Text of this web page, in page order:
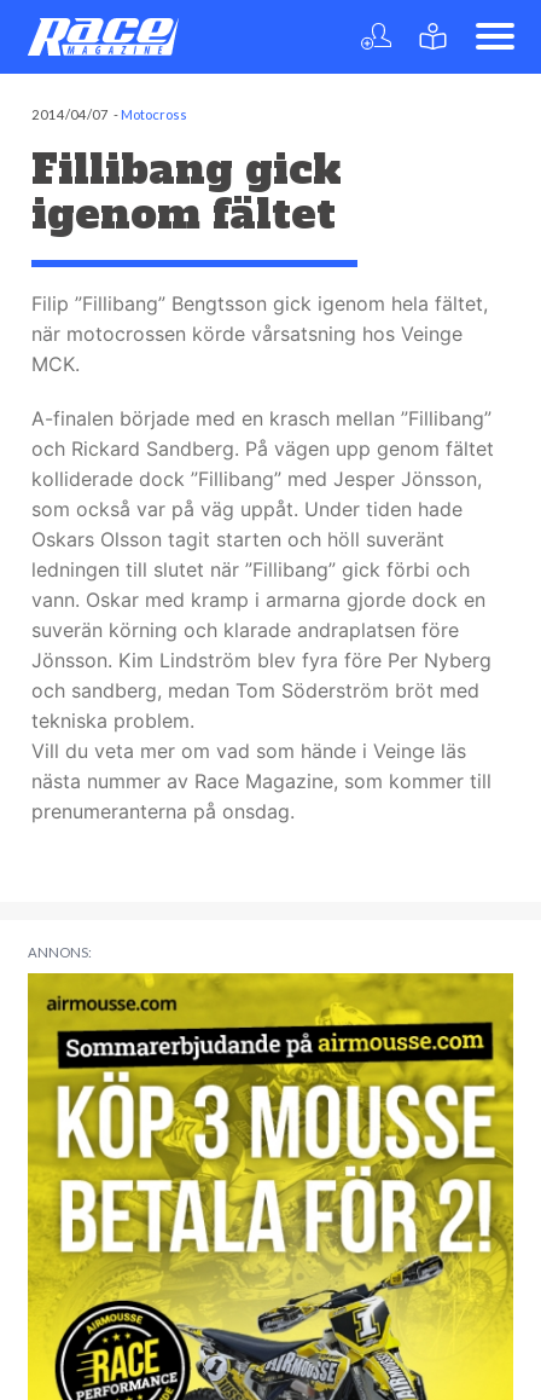
2014/04/07 -Motocross
Fillibang gick
igenom fältet
Filip ”Fillibang” Bengtsson gick igenom hela fältet,
när motocrossen körde vårsatsning hos Veinge
MCK.
A-finalen började med en krasch mellan ”Fillibang”
och Rickard Sandberg. På vägen upp genom fältet
kolliderade dock ”Fillibang” med Jesper Jönsson,
som också var på väg uppåt. Under tiden hade
Oskars Olsson tagit starten och höll suveränt
ledningen till slutet när ”Fillibang” gick förbi och
vann. Oskar med kramp i armarna gjorde dock en
suverän körning och klarade andraplatsen före
Jönsson. Kim Lindström blev fyra före Per Nyberg
och sandberg, medan Tom Söderström bröt med
tekniska problem.
Vill du veta mer om vad som hände i Veinge läs
nästa nummer av Race Magazine, som kommer till
prenumeranterna på onsdag.
ANNONS: